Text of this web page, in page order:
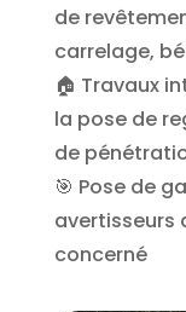
de
carrelage,
🏠 Travaux
la pose de
de
🎯 Pose de
avertisseurs
concerné